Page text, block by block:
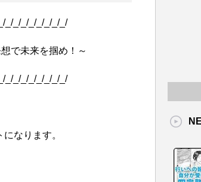
_/_/_/_/_/_/_/_/
で未来を掴め！～
_/_/_/_/_/_/_/_/
なります。